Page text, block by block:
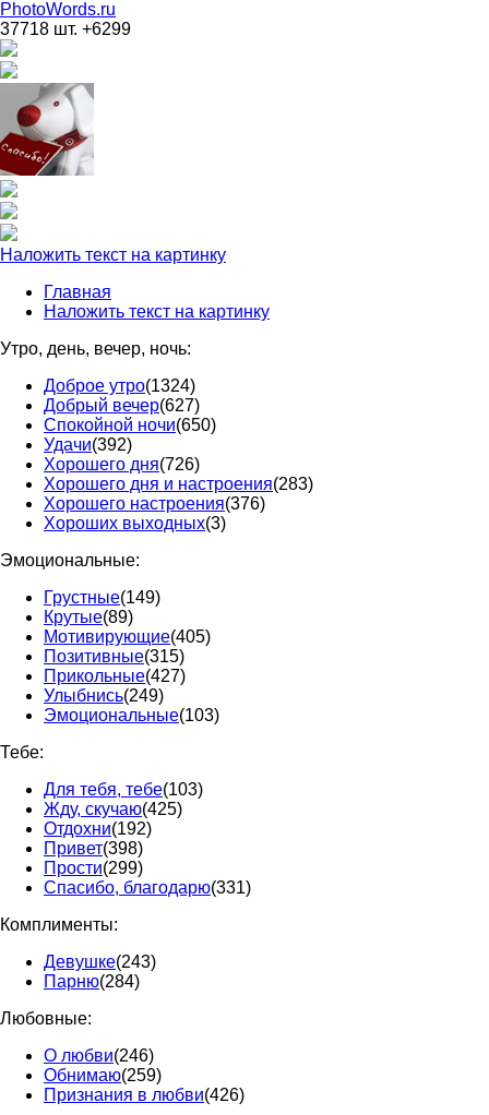
PhotoWords.ru
37718 шт. +6299
Наложить текст на картинку
Главная
Наложить текст на картинку
Утро, день, вечер, ночь:
Доброе утро(1324)
Добрый вечер(627)
Спокойной ночи(650)
Удачи(392)
Хорошего дня(726)
Хорошего дня и настроения(283)
Хорошего настроения(376)
Хороших выходных(3)
Эмоциональные:
Грустные(149)
Крутые(89)
Мотивирующие(405)
Позитивные(315)
Прикольные(427)
Улыбнись(249)
Эмоциональные(103)
Тебе:
Для тебя, тебе(103)
Жду, скучаю(425)
Отдохни(192)
Привет(398)
Прости(299)
Спасибо, благодарю(331)
Комплименты:
Девушке(243)
Парню(284)
Любовные:
О любви(246)
Обнимаю(259)
Признания в любви(426)